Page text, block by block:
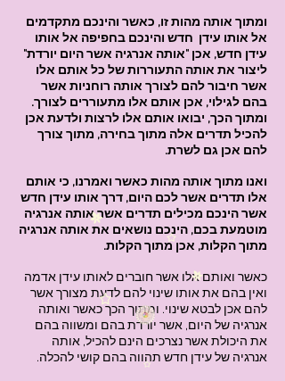
ומתוך אותה מהות זו, כאשר והינכם מתקדמים
אל אותו עידן חדש והינכם בחפיפה אל אותו
עידן חדש, אכן "אותה אנרגיה אשר היום יורדת"
ליצור את אותה התעוררות של כל אותם אלו
אשר חיבור להם לצורך אותה רוחניות אשר
בהם לגילוי, אכן אותם אלו מתעוררים לצורך.
ומתוך הכך, יבואו אותם אלו לרצות ולדעת אכן
להכיל תדרים אלה מתוך בחירה, מתוך צורך
להם אכן גם לשרת.
ואנו מתוך אותה מהות כאשר ואמרנו, כי אותם
אלו תדרים אשר לכם היום, דרך אותו עידן חדש
אשר הינכם מכילים תדרים אשר אותה אנרגיה
מוטמעת בכם, הינכם נושאים את אותה אנרגיה
מתוך הקלות, אכן מתוך הקלות.
כאשר ואותם אלו אשר חוברים לאותו עידן אדמה
ואין בהם את אותו שינוי להם לדעת מצורך אשר
להם אכן לבטא שינוי. ומתוך הכך כאשר ואותה
אנרגיה של היום, אשר יורדת בהם ומשווה בהם
את היכולת אשר נצרכים הינם להכיל, אותה
אנרגיה של עידן חדש תהווה בהם קושי להכלה.